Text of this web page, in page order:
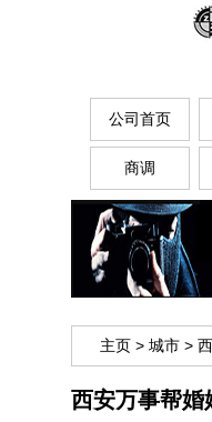
公司首页
商调
主页 > 城市 >
西安万事帮婚